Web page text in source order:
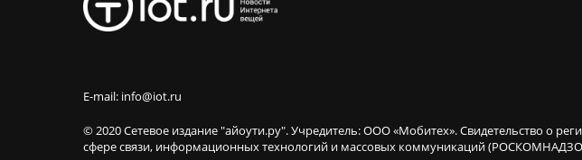
E-mail: info@iot.ru
© 2020 Сетевое издание "айоути.ру". Учредитель: ООО «Мобитех». Свидетельство о
сфере связи, информационных технологий и массовых коммуникаций